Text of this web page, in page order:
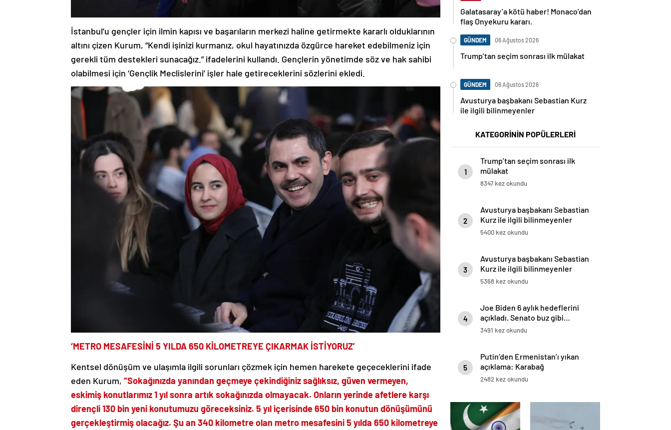
İstanbul’u gençler için ilmin kapısı ve başarıların merkezi haline getirmekte kararlı olduklarının
altını çizen Kurum, “Kendi işinizi kurmanız, okul hayatınızda özgürce hareket edebilmeniz için
gerekli tüm destekleri sunacağız.” ifadelerini kullandı. Gençlerin yönetimde söz ve hak sahibi
olabilmesi için ‘Gençlik Meclislerini’ işler hale getireceklerini sözlerini ekledi.
‘METRO MESAFESİNİ 5 YILDA 650 KİLOMETREYE ÇIKARMAK İSTİYORUZ’
Kentsel dönüşüm ve ulaşımla ilgili sorunları çözmek için hemen harekete geçeceklerini ifade
eden Kurum, “Sokağınızda yanından geçmeye çekindiğiniz sağlıksız, güven vermeyen,
eskimiş konutlarımız 1 yıl sonra artık sokağınızda olmayacak. Onların yerinde afetlere karşı
dirençli 130 bin yeni konutumuzu göreceksiniz. 5 yıl içerisinde 650 bin konutun dönüşümünü
gerçekleştirmiş olacağız. Şu an 340 kilometre olan metro mesafesini 5 yılda 650 kilometreye
Galatasaray’a kötü haber! Monaco’dan
flaş Onyekuru kararı.
GÜNDEM 06 Ağustos 2026
Trump’tan seçim sonrası ilk mülakat
GÜNDEM 06 Ağustos 2026
Avusturya başbakanı Sebastian Kurz
ile ilgili bilinmeyenler
KATEGORİNİN POPÜLERLERİ
1
Trump’tan seçim sonrası ilk
mülakat
8347 kez okundu
2
Avusturya başbakanı Sebastian
Kurz ile ilgili bilinmeyenler
5400 kez okundu
3
Avusturya başbakanı Sebastian
Kurz ile ilgili bilinmeyenler
5368 kez okundu
4
Joe Biden 6 aylık hedeflerini
açıkladı. Senato buz gibi…
3491 kez okundu
5
Putin’den Ermenistan’ı yıkan
açıklama: Karabağ
Azerbaycan’ın ayrılmaz bir
2482 kez okundu